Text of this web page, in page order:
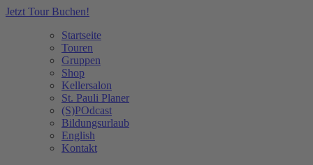
Jetzt Tour Buchen!
Startseite
Touren
Gruppen
Shop
Kellersalon
St. Pauli Planer
(S)POdcast
Bildungsurlaub
English
Kontakt